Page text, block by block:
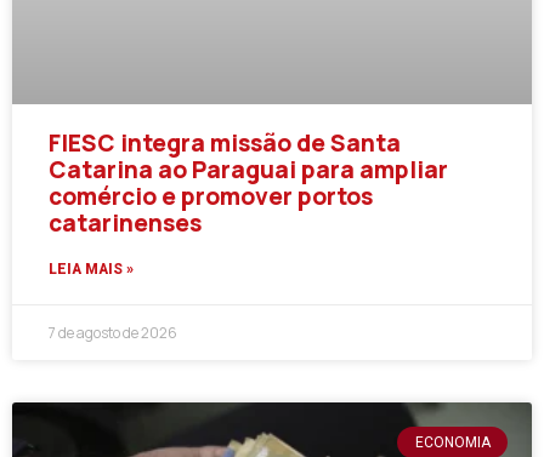
FIESC integra missão de Santa
Catarina ao Paraguai para ampliar
comércio e promover portos
catarinenses
LEIA MAIS »
7 de agosto de 2026
ECONOMIA